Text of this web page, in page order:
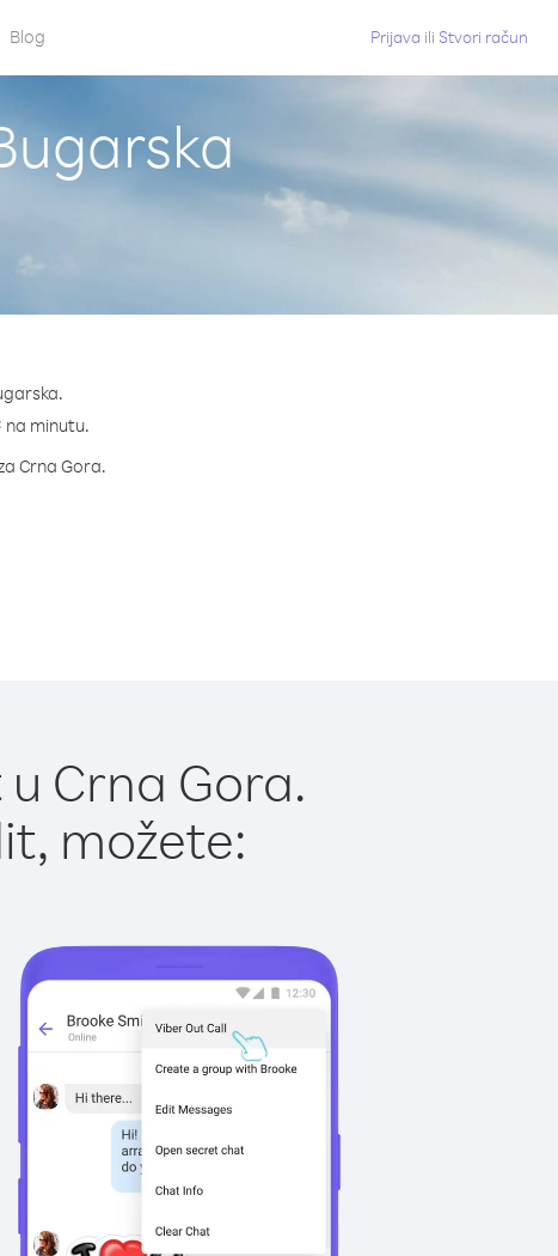
Blog Prijava ili Stvori račun
na minutu.
Crna Gora.
Crna Gora.
možete: